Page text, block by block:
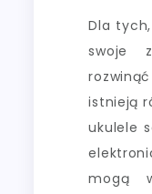
Dla
swoje
istnieją
ukulele
mogą